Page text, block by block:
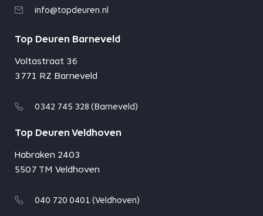
info@topdeuren.nl
Top Deuren Barneveld
Voltastraat 36
3771 RZ Barneveld
0342 745 328 (Barneveld)
Top Deuren Veldhoven
Habraken 2403
5507 TM Veldhoven
040 720 0401 (Veldhoven)